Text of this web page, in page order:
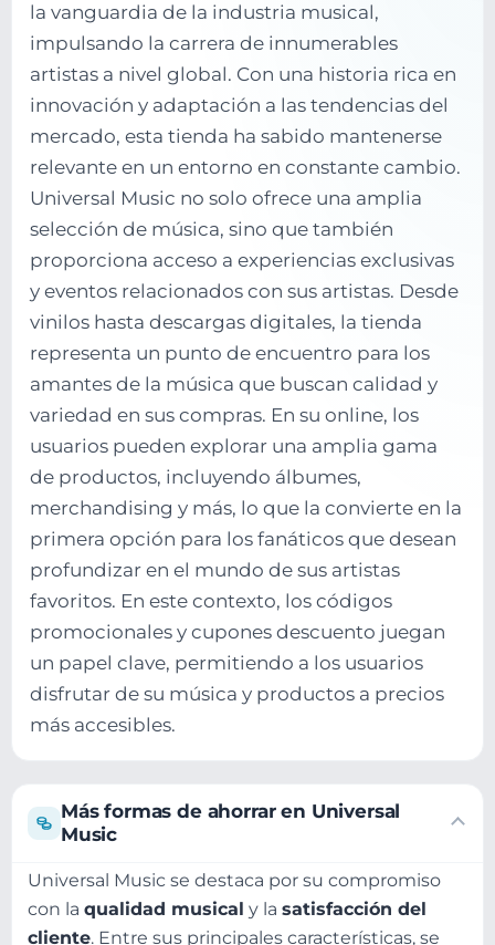
la vanguardia de la industria musical,
impulsando la carrera de innumerables
artistas a nivel global. Con una historia rica en
innovación y adaptación a las tendencias del
mercado, esta tienda ha sabido mantenerse
relevante en un entorno en constante cambio.
Universal Music no solo ofrece una amplia
selección de música, sino que también
proporciona acceso a experiencias exclusivas
y eventos relacionados con sus artistas. Desde
vinilos hasta descargas digitales, la tienda
representa un punto de encuentro para los
amantes de la música que buscan calidad y
variedad en sus compras. En su online, los
usuarios pueden explorar una amplia gama
de productos, incluyendo álbumes,
merchandising y más, lo que la convierte en la
primera opción para los fanáticos que desean
profundizar en el mundo de sus artistas
favoritos. En este contexto, los códigos
promocionales y cupones descuento juegan
un papel clave, permitiendo a los usuarios
disfrutar de su música y productos a precios
más accesibles.
Más formas de ahorrar en Universal
Music
Universal Music se destaca por su compromiso
con la qualidad musical y la satisfacción del
cliente. Entre sus principales características, se